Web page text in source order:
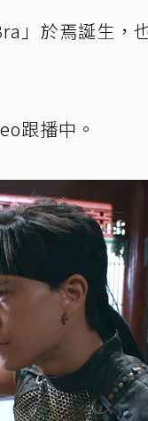
」於焉誕生，
跟播中。